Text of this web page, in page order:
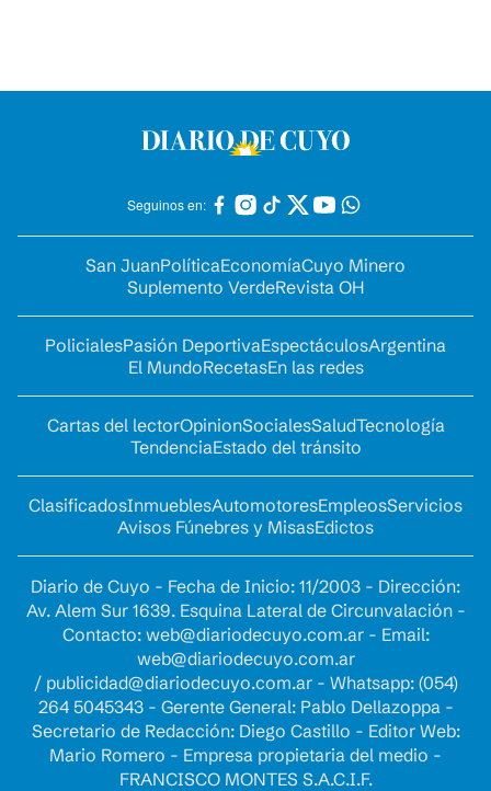
Seguinos en:
San JuanPolíticaEconomíaCuyo Minero
Suplemento VerdeRevista OH
PolicialesPasión DeportivaEspectáculosArgentina
El MundoRecetasEn las redes
Cartas del lectorOpinionSocialesSaludTecnología
TendenciaEstado del tránsito
ClasificadosInmueblesAutomotoresEmpleosServicios
Avisos Fúnebres y MisasEdictos
Diario de Cuyo - Fecha de Inicio: 11/2003 - Dirección:
Av. Alem Sur 1639. Esquina Lateral de Circunvalación -
Contacto: web@diariodecuyo.com.ar- Email:
web@diariodecuyo.com.ar
/ publicidad@diariodecuyo.com.ar- Whatsapp: (054)
264 5045343 - Gerente General: Pablo Dellazoppa -
Secretario de Redacción: Diego Castillo - Editor Web:
Mario Romero - Empresa propietaria del medio -
FRANCISCO MONTES S.A.C.I.F.